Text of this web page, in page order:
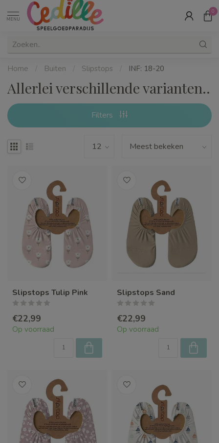
MENU
0
Home / Buiten / Slipstops / INF: 18-20
Allerlei verschillende varianten..
Filters
Slipstops Tulip Pink
€22,99
Op voorraad
Slipstops Sand
€22,99
Op voorraad